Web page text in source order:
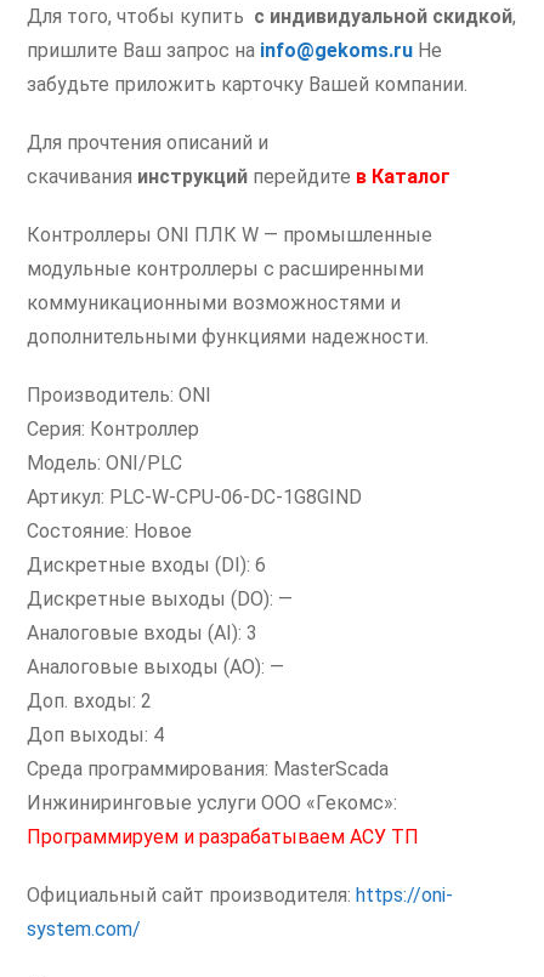
ROM
24
В
Для того, чтобы купить с индивидуальной скидкой,
пришлите Ваш запрос на info@gekoms.ru Не
забудьте приложить карточку Вашей компании.
Для прочтения описаний и
скачивания инструкций перейдите в Каталог
Контроллеры ONI ПЛК W — промышленные
модульные контроллеры с расширенными
коммуникационными возможностями и
дополнительными функциями надежности.
Производитель: ONI
Серия: Контроллер
Модель: ONI/PLC
Артикул: PLC-W-CPU-06-DC-1G8GIND
Состояние: Новое
Дискретные входы (DI): 6
Дискретные выходы (DO): —
Аналоговые входы (AI): 3
Аналоговые выходы (AO): —
Доп. входы: 2
Доп выходы: 4
Среда программирования: MasterScada
Инжиниринговые услуги ООО «Гекомс»:
Программируем и разрабатываем АСУ ТП
Официальный сайт производителя:https://oni-
system.com/